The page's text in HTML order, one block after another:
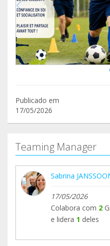
Publicado em
17/05/2026
Teaming Manager
Sabrina
17/05/2026
Colabora com 2
e lidera 1 deles